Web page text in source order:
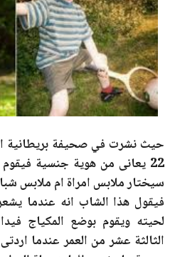
حيث نشرت في صحيفة بريطانية
22 يعانى من هوية جنسية
سيختار ملابس امراة ام ملابس
فيقول هذا الشاب انه عندما
لحيته ويقوم بوضع المكياج
الثالثة عشر من العمر عندما